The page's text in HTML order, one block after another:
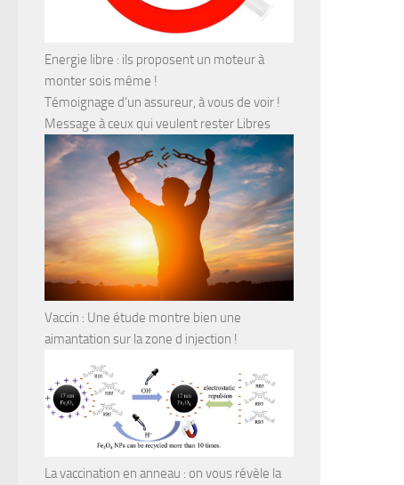
Energie libre : ils proposent un moteur à
monter sois même !
Témoignage d’un assureur, à vous de voir !
Message à ceux qui veulent rester Libres
Vaccin : Une étude montre bien une
aimantation sur la zone d injection !
La vaccination en anneau : on vous révèle la